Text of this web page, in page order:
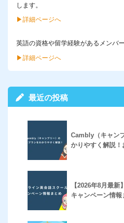
します。
▶︎詳細ページへ
英語の資格や留学経験があるメンバ
▶︎詳細ページへ
最近の投稿
Cambly（キャン
かりやすく解説
【2026年8月最
キャンペーン情報